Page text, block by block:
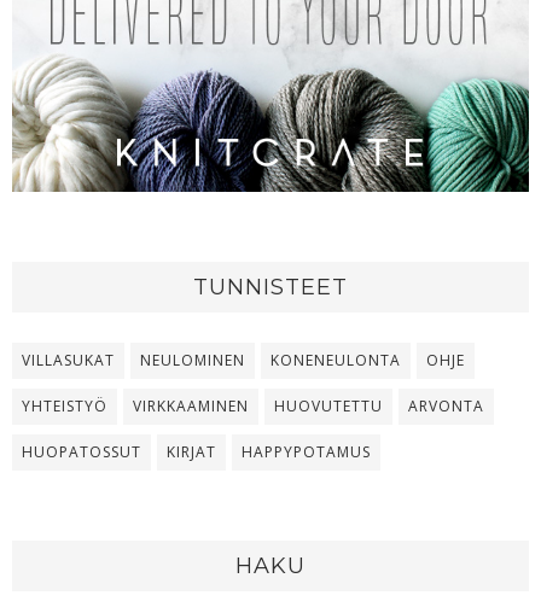
TUNNISTEET
VILLASUKAT NEULOMINEN KONENEULONTA OHJE
YHTEISTYÖ VIRKKAAMINEN HUOVUTETTU ARVONTA
HUOPATOSSUT KIRJAT HAPPYPOTAMUS
HAKU